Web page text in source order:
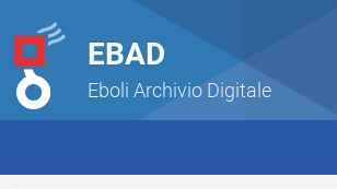
EBAD
Eboli Archivio Digitale